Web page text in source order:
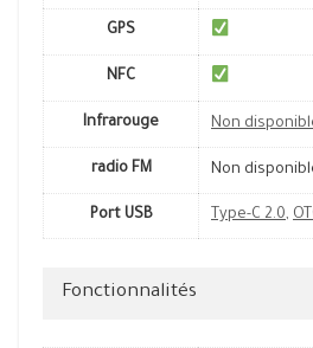
GPS
NFC
Infrarouge Non
radio FM Non
Port USB Type-C 2.0,
Fonctionnalités